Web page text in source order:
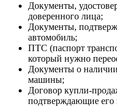
Документы,
доверенного лица;
Документы,
автомобиль;
ПТС (паспорт
который нужно
Документы о наличии
машины;
Договор купли-
подтверждающие его